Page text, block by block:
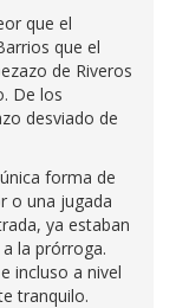
que el
que el
de Riveros
De los
desviado de
forma de
o una jugada
ya estaban
la prórroga.
incluso a nivel
tranquilo.